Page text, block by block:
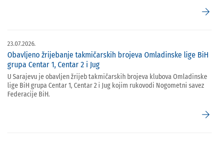
arrow_forward
23.07.2026.
Obavljeno žrijebanje takmičarskih brojeva Omladinske lige BiH
grupa Centar 1, Centar 2 i Jug
U Sarajevu je obavljen žrijeb takmičarskih brojeva klubova Omladinske
lige BiH grupa Centar 1, Centar 2 i Jug kojim rukovodi Nogometni savez
Federacije BiH.
arrow_forward